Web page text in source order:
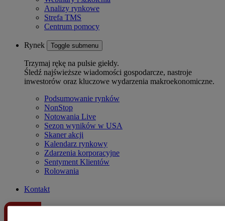
Analizy rynkowe
Strefa TMS
Centrum pomocy
Rynek Toggle submenu
Trzymaj rękę na pulsie giełdy.
Śledź najświeższe wiadomości gospodarcze, nastroje
inwestorów oraz kluczowe wydarzenia makroekonomiczne.
Podsumowanie rynków
NonStop
Notowania Live
Sezon wyników w USA
Skaner akcji
Kalendarz rynkowy
Zdarzenia korporacyjne
Sentyment Klientów
Rolowania
Kontakt